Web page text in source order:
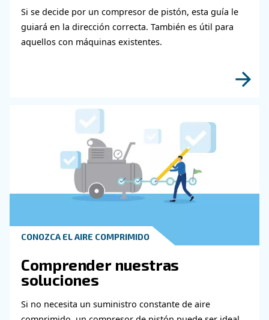
temas relacionados con la
metalurgia